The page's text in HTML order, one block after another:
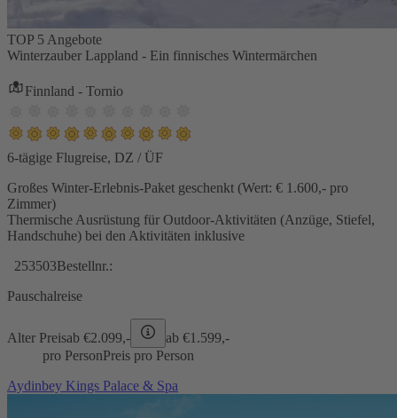
TOP 5 Angebote
Winterzauber Lappland - Ein finnisches Wintermärchen
Finnland - Tornio
6-tägige Flugreise, DZ / ÜF
Großes Winter-Erlebnis-Paket geschenkt (Wert: € 1.600,- pro
Zimmer)
Thermische Ausrüstung für Outdoor-Aktivitäten (Anzüge, Stiefel,
Handschuhe) bei den Aktivitäten inklusive
253503Bestellnr.:
Pauschalreise
Alter Preisab €2.099,- ab €1.599,-
pro PersonPreis pro Person
Aydinbey Kings Palace & Spa